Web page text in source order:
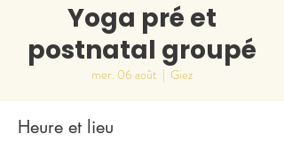
Yoga pré et
postnatal groupé
mer. 06 août
  |
Giez
Heure et lieu